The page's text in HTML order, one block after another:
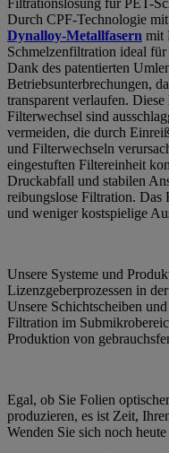
Durch CPF-Technologie
Dynalloy-Metallfasern mit
Schmelzenfiltration ideal
Dank des patentierten
Betriebsunterbrechungen,
transparent verlaufen.
Filterwechsel sind
vermeiden, die durch
und Filterwechseln
eingestuften Filtereinheit
Druckabfall und stabilen
reibungslose Filtration. Das
und weniger kostspielige
Unsere Systeme und
Lizenzgeberprozessen in
Unsere Schichtscheiben
Filtration im
Produktion von
Egal, ob Sie Folien
produzieren, es ist Zeit,
Wenden Sie sich noch